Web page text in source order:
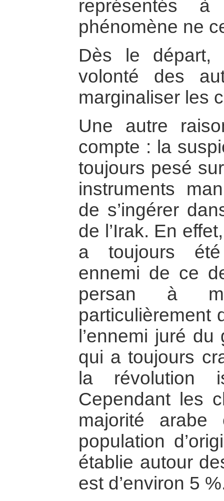
représentés
phénomène ne
Dès le départ,
volonté des
marginaliser les
Une autre
compte : la
toujours pesé
instruments
de s’ingérer
de l’Irak. En
a toujours été
ennemi de ce
persan à
particulièrement
l’ennemi juré
qui a toujours
la révolution
Cependant les
majorité
population
établie autour
est d’environ 5